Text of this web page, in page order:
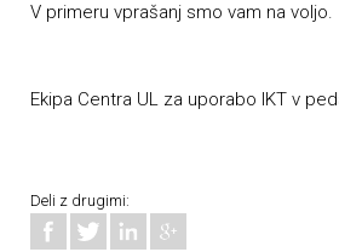
V primeru vprašanj smo vam na voljo.
Ekipa Centra UL za uporabo IKT v
Deli z drugimi: